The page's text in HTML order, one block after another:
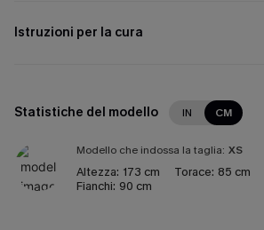
Istruzioni per la cura
Statistiche del modello IN CM
Modello che indossa la taglia: XS
Altezza: 173 cm Torace: 85 cm
Fianchi: 90 cm